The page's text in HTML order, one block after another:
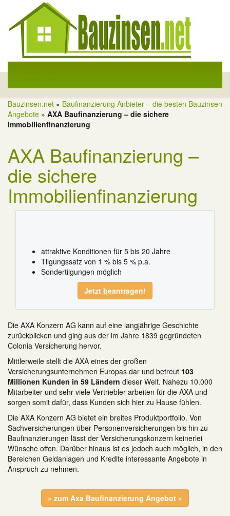
Bauzinsen.net » Baufinanzierung Anbieter – die besten Bauzinsen
Angebote » AXA Baufinanzierung – die sichere
Immobilienfinanzierung
AXA Baufinanzierung –
die sichere
Immobilienfinanzierung
attraktive Konditionen für 5 bis 20 Jahre
Tilgungssatz von 1 % bis 5 % p.a.
Sondertilgungen möglich
Jetzt beantragen!
Die AXA Konzern AG kann auf eine langjährige Geschichte
zurückblicken und ging aus der im Jahre 1839 gegründeten
Colonia Versicherung hervor.
Mittlerweile stellt die AXA eines der großen
Versicherungsunternehmen Europas dar und betreut 103
Millionen Kunden in 59 Ländern dieser Welt. Nahezu 10.000
Mitarbeiter und sehr viele Vertriebler arbeiten für die AXA und
sorgen somit dafür, dass Kunden sich hier zu Hause fühlen.
Die AXA Konzern AG bietet ein breites Produktportfolio. Von
Sachversicherungen über Personenversicherungen bis hin zu
Baufinanzierungen lässt der Versicherungskonzern keinerlei
Wünsche offen. Darüber hinaus ist es jedoch auch möglich, in den
Bereichen Geldanlagen und Kredite interessante Angebote in
Anspruch zu nehmen.
» zum Axa Baufinanzierung Angebot «